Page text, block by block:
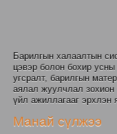
Барилгын халаалтын
цэвэр болон бохир
угсралт, барилгын
аялал жуулчлал зохион
үйл ажиллагааг эрхлэн
Манай сүлжээ